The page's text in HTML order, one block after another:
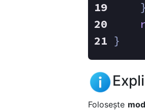
}
Folosește